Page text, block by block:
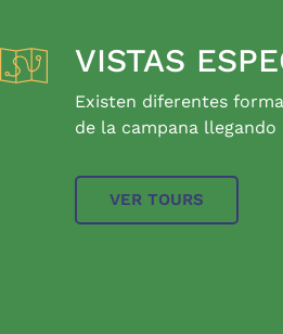
VISTAS
Existen diferentes
de la campana llegando
VER TOURS